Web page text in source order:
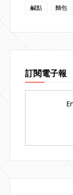
鹹點
麵包
訂閱電子報